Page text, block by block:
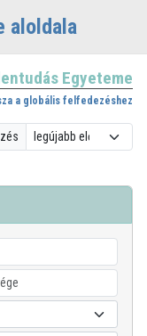
aloldala
Egyeteme
a globális felfedezéshez